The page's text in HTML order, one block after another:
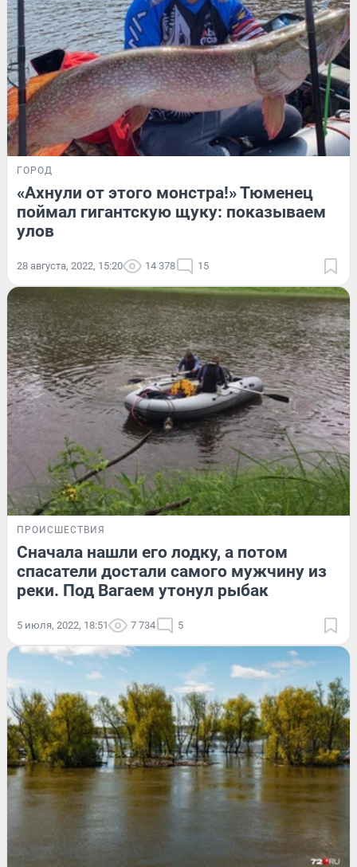
ГОРОД
«Ахнули от этого монстра!» Тюменец
поймал гигантскую щуку: показываем
улов
28 августа, 2022, 15:20 14 378 15
ПРОИСШЕСТВИЯ
Сначала нашли его лодку, а потом
спасатели достали самого мужчину из
реки. Под Вагаем утонул рыбак
5 июля, 2022, 18:51 7 734 5